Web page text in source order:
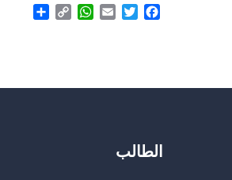
Facebook
Twitter
Email
WhatsApp
Copy
الطالب